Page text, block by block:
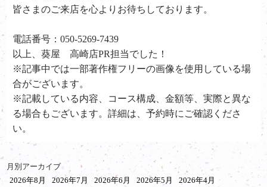
皆さまのご来店を心よりお待ちしております。
電話番号：050-5269-7439
以上、葵屋 高崎店PR担当でした！
※記事中では一部著作権フリーの画像を使用している場
合がございます。
※記載している内容、コース構成、金額等、実際と異な
る場合もございます。詳細は、予約時にご確認くださ
い。
月別アーカイブ
2026年8月
2026年7月 2026年6月 2026年5月
2026年4月